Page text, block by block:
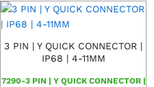
3 PIN | Y QUICK CONNECTOR |
IP68 | 4-11MM
7290-3 PIN | Y QUICK CONNECTOR |